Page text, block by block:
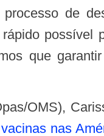
de
que
nas